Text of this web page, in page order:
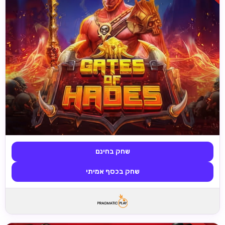
שחק בחינם
שחק בכסף אמיתי